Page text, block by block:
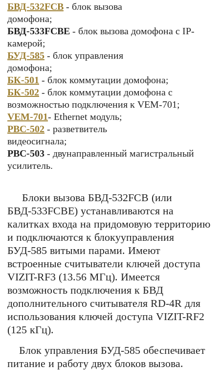
БВД-532FCB - блок вызова
БВД-533FCBE - блок вызова домофона с IP-
камерой;
БУД-585 - блок управления
БК-501 - блок коммутации домофона;
БК-502 - блок коммутации домофона с
возможностью подключения к VEM-701;
VEM-701- Ethernet модуль;
РВС-502 - разветвитель
РВС-503 - двунаправленный магистральный
усилитель.
Блоки вызова БВД-532FCB (или
БВД-533FCBE) устанавливаются на
калитках входа на придомовую территорию
и подключаются к блокууправления
БУД-585 витыми парами. Имеют
встроенные считыватели ключей доступа
VIZIT-RF3 (13.56 МГц). Имеется
возможность подключения к БВД
дополнительного считывателя RD-4R для
использования ключей доступа VIZIT-RF2
(125 кГц).
Блок управления БУД-585 обеспечивает
питание и работу двух блоков вызова.